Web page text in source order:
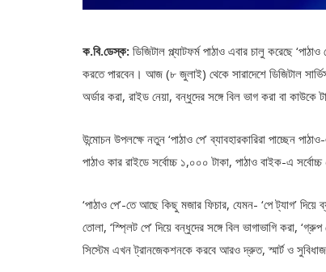
ক.বি.ডেস্ক: ডিজিটাল প্ল্যাটফর্ম পাঠাও এবার চালু করেছে
করতে পারবেন। আজ (৮ জুলাই) থেকে সারাদেশে ডিজিটাল
অর্ডার করা, রাইড নেয়া, বন্ধুদের সঙ্গে বিল ভাগ করা বা
উন্মোচন উপলক্ষে নতুন ‘পাঠাও পে’ ব্যাবহারকারিরা পাচ্ছেন
পাঠাও কার রাইডে সর্বোচ্চ ১,০০০ টাকা, পাঠাও বাইক-এ
‘পাঠাও পে’-তে আছে কিছু মজার ফিচার, যেমন- ‘পে ট্যাগ’
তোলা, ‘স্প্লিট পে’ দিয়ে বন্ধুদের সঙ্গে বিল ভাগাভাগি করা,
সিস্টেম এখন ট্রানজেকশনকে করবে আরও দ্রুত, স্মার্ট ও